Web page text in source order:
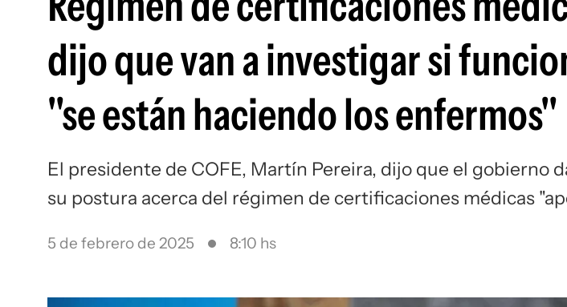
dijo que van a investigar si
"se están haciendo los enfermos"
El presidente de COFE, Martín Pereira, dijo que el gobierno
su postura acerca del régimen de certificaciones médicas
5 de febrero de 2025 8:10 hs